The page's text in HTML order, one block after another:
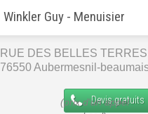
Winkler Guy - Menuisier
RUE DES BELLES TERRES
76550 Aubermesnil-
Devis gratuits